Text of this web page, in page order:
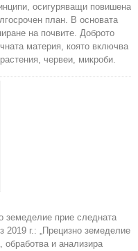
осигуряващи повишена
план. В основата
на почвите. Доброто
материя, която включва
червеи, микроби.
земеделие прие следната
г.: „Прецизно земеделие
обработва и анализира